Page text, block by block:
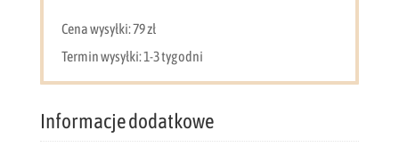
lustro
MKP
Cena wysyłki: 79 zł
Termin wysyłki: 1-3 tygodni
Informacje dodatkowe